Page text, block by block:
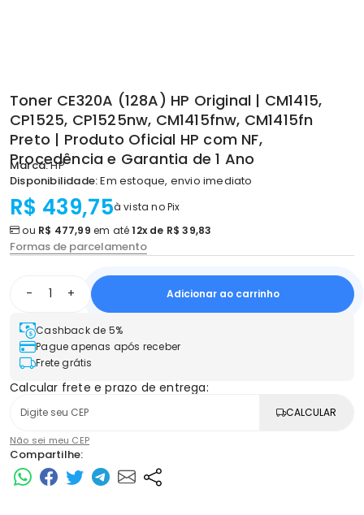
Toner CE320A (128A) HP Original | CM1415,
CP1525, CP1525nw, CM1415fnw, CM1415fn
Preto | Produto Oficial HP com NF,
Procedência e Garantia de 1 Ano
Marca:HP
Disponibilidade:Em estoque, envio imediato
R$ 439,75à vista no Pix
ou R$ 477,99 em até12x de R$ 39,83
Formas de parcelamento
- + Adicionar ao carrinho
Cashback de 5%
Pague apenas após receber
Frete grátis
Calcular frete e prazo de entrega:
CALCULAR
Não sei meu CEP
Compartilhe: